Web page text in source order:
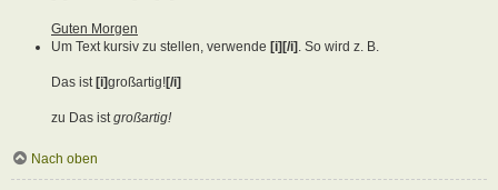
Guten Morgen
Um Text kursiv zu stellen, verwende [i][/i] . So wird z. B.
Das ist [i]großartig![/i]
zu Das istgroßartig!
Nach oben